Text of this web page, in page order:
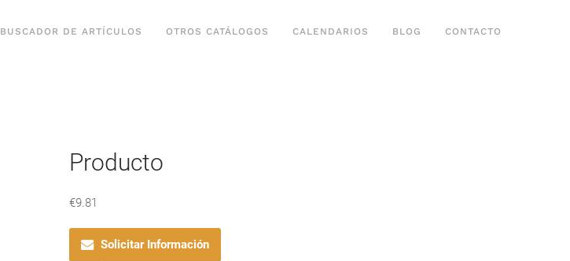
BUSCADOR DE ARTÍCULOS OTROS CATÁLOGOS CALENDARIOS BLOG CONTACTO
Producto
€9.81
Solicitar Información